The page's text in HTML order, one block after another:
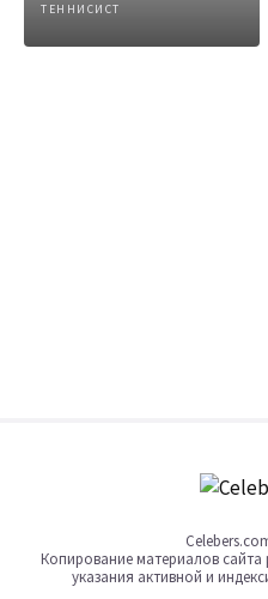
ТЕННИСИСТ
Копирование материалов сайта
указания активной и